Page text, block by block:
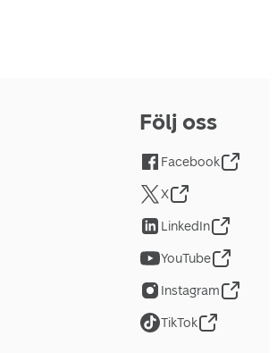
Följ oss
Facebook
X
LinkedIn
YouTube
Instagram
TikTok